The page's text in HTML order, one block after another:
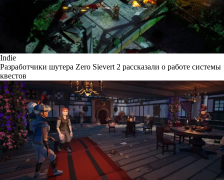
Indie
Разработчики шутера Zero Sievert 2 рассказали о работе системы
квестов